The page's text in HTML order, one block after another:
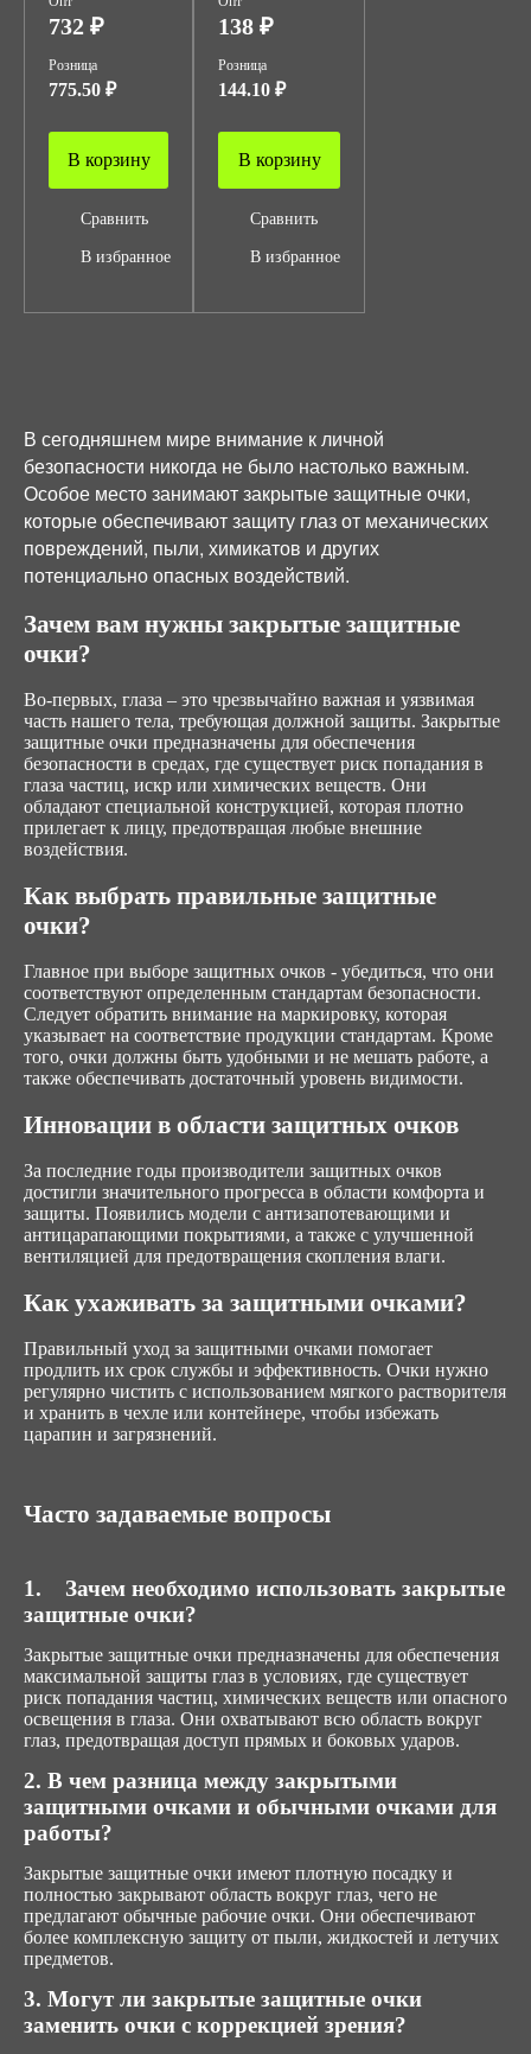
732 ₽
Розница
775.50 ₽
В корзину
Сравнить
В избранное
138 ₽
Розница
144.10 ₽
В корзину
Сравнить
В избранное
В сегодняшнем мире внимание к личной
безопасности никогда не было настолько важным.
Особое место занимают закрытые защитные очки,
которые обеспечивают защиту глаз от механических
повреждений, пыли, химикатов и других
потенциально опасных воздействий.
Зачем вам нужны закрытые защитные
очки?
Во-первых, глаза – это чрезвычайно важная и уязвимая
часть нашего тела, требующая должной защиты. Закрытые
защитные очки предназначены для обеспечения
безопасности в средах, где существует риск попадания в
глаза частиц, искр или химических веществ. Они
обладают специальной конструкцией, которая плотно
прилегает к лицу, предотвращая любые внешние
воздействия.
Как выбрать правильные защитные
очки?
Главное при выборе защитных очков - убедиться, что они
соответствуют определенным стандартам безопасности.
Следует обратить внимание на маркировку, которая
указывает на соответствие продукции стандартам. Кроме
того, очки должны быть удобными и не мешать работе, а
также обеспечивать достаточный уровень видимости.
Инновации в области защитных очков
За последние годы производители защитных очков
достигли значительного прогресса в области комфорта и
защиты. Появились модели с антизапотевающими и
антицарапающими покрытиями, а также с улучшенной
вентиляцией для предотвращения скопления влаги.
Как ухаживать за защитными очками?
Правильный уход за защитными очками помогает
продлить их срок службы и эффективность. Очки нужно
регулярно чистить с использованием мягкого растворителя
и хранить в чехле или контейнере, чтобы избежать
царапин и загрязнений.
Часто задаваемые вопросы
1. Зачем необходимо использовать закрытые
защитные очки?
Закрытые защитные очки предназначены для обеспечения
максимальной защиты глаз в условиях, где существует
риск попадания частиц, химических веществ или опасного
освещения в глаза. Они охватывают всю область вокруг
глаз, предотвращая доступ прямых и боковых ударов.
2. В чем разница между закрытыми
защитными очками и обычными очками для
работы?
Закрытые защитные очки имеют плотную посадку и
полностью закрывают область вокруг глаз, чего не
предлагают обычные рабочие очки. Они обеспечивают
более комплексную защиту от пыли, жидкостей и летучих
предметов.
3. Могут ли закрытые защитные очки
заменить очки с коррекцией зрения?